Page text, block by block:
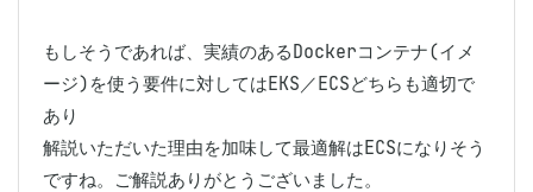
もしそうであれば、実績のあるDockerコンテナ(イメ
ージ)を使う要件に対してはEKS／ECSどちらも適切で
あり
解説いただいた理由を加味して最適解はECSになりそう
ですね。ご解説ありがとうございました。